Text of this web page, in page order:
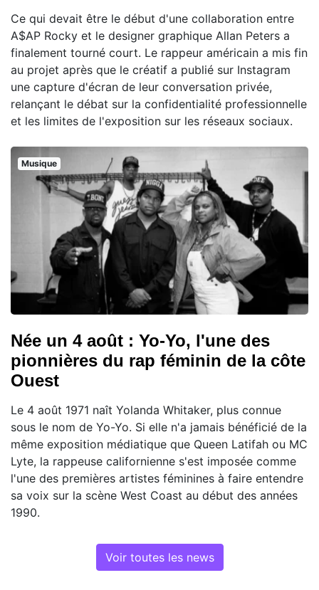
Ce qui devait être le début d'une collaboration entre
A$AP Rocky et le designer graphique Allan Peters a
finalement tourné court. Le rappeur américain a mis fin
au projet après que le créatif a publié sur Instagram
une capture d'écran de leur conversation privée,
relançant le débat sur la confidentialité professionnelle
et les limites de l'exposition sur les réseaux sociaux.
Musique
Née un 4 août : Yo-Yo, l'une des
pionnières du rap féminin de la côte
Ouest
Le 4 août 1971 naît Yolanda Whitaker, plus connue
sous le nom de Yo-Yo. Si elle n'a jamais bénéficié de la
même exposition médiatique que Queen Latifah ou MC
Lyte, la rappeuse californienne s'est imposée comme
l'une des premières artistes féminines à faire entendre
sa voix sur la scène West Coast au début des années
1990.
Voir toutes les news